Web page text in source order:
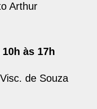
Arthur
às 17h
de Souza